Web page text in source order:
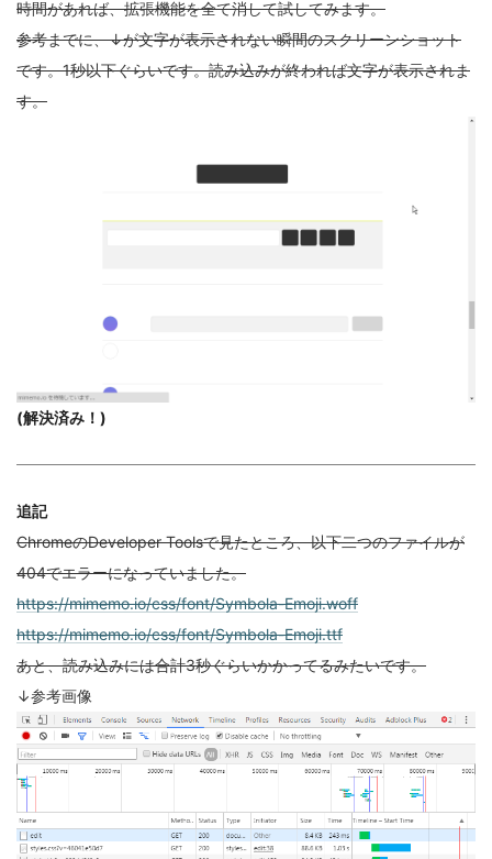
時間があれば、拡張機能を全て消して試してみます。
参考までに、↓が文字が表示されない瞬間のスクリーンショット
です。1秒以下ぐらいです。読み込みが終われば文字が表示されま
す。
(解決済み！)
追記
ChromeのDeveloper Toolsで見たところ、以下二つのファイルが
404でエラーになっていました。
https://mimemo.io/css/font/Symbola-Emoji.woff
https://mimemo.io/css/font/Symbola-Emoji.ttf
あと、読み込みには合計3秒ぐらいかかってるみたいです。
↓参考画像